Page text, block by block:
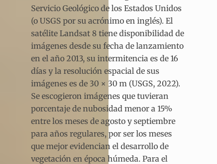
Servicio Geológico de los Estados Unidos
(o USGS por su acrónimo en inglés). El
satélite Landsat 8 tiene disponibilidad de
imágenes desde su fecha de lanzamiento
en el año 2013, su intermitencia es de 16
días y la resolución espacial de sus
imágenes es de 30 × 30 m (USGS, 2022).
Se escogieron imágenes que tuvieran
porcentaje de nubosidad menor a 15%
entre los meses de agosto y septiembre
para años regulares, por ser los meses
que mejor evidencian el desarrollo de
vegetación en época húmeda. Para el